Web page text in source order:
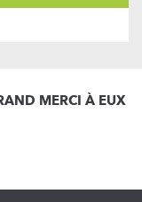
MERCI À EUX